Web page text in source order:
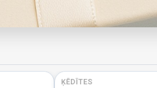
ĶĒDĪTES